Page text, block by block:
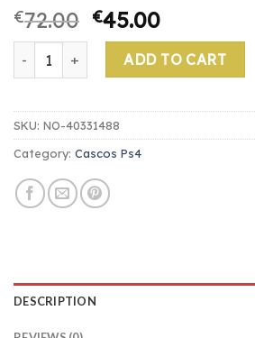
€72.00 €45.00
cascos ps4 quantityADD TO CART
SKU: NO-40331488
Category: Cascos Ps4
DESCRIPTION